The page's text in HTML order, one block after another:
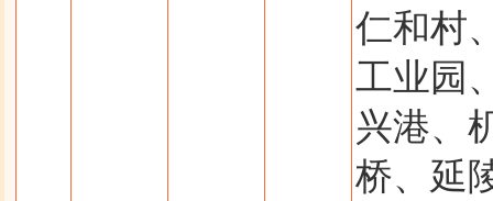
仁和村
工业园
兴港、
桥、延